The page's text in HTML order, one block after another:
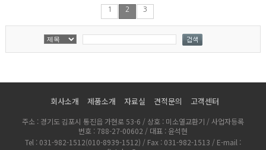
1 2 3
회사소개 제품소개 자료실 견적문의 고객센터
주소 : 경기도 김포시 통진읍 가현로 53-6 / 상호 : 미소열교환기 / 사업자등록
번호 : 788-27-00602 / 대표 : 윤석현
Tel : 031-982-1512(010-8939-1512) / Fax : 031-982-1513 / E-mail :